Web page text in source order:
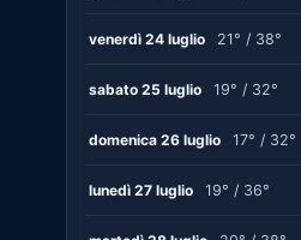
venerdì 24 luglio 21° / 38°
sabato 25 luglio 19° / 32°
domenica 26 luglio 17° / 32°
lunedì 27 luglio 19° / 36°